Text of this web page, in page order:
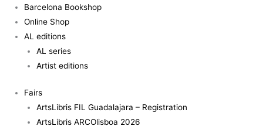
Barcelona Bookshop
Online Shop
AL editions
AL series
Artist editions
Fairs
ArtsLibris FIL Guadalajara – Registration
ArtsLibris ARCOlisboa 2026